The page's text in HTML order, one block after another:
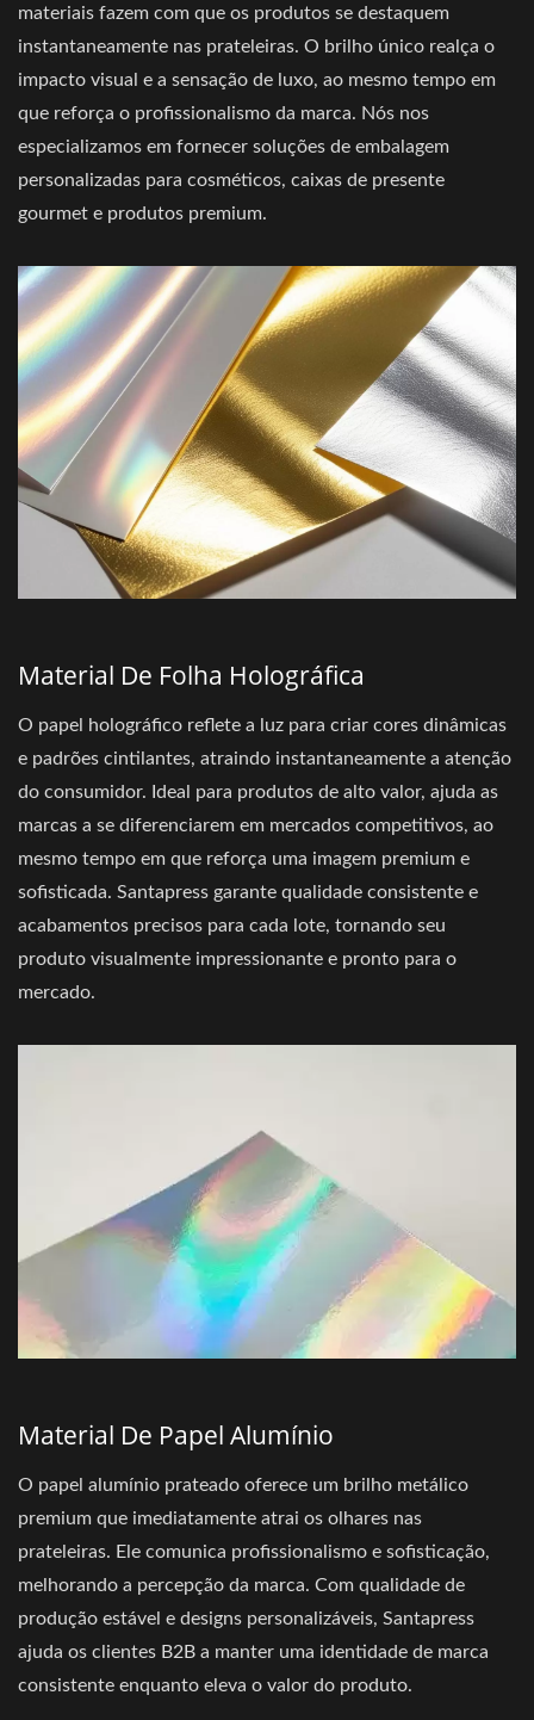
materiais fazem com que os produtos se destaquem
instantaneamente nas prateleiras. O brilho único realça o
impacto visual e a sensação de luxo, ao mesmo tempo em
que reforça o profissionalismo da marca. Nós nos
especializamos em fornecer soluções de embalagem
personalizadas para cosméticos, caixas de presente
gourmet e produtos premium.
Material De Folha Holográfica
O papel holográfico reflete a luz para criar cores dinâmicas
e padrões cintilantes, atraindo instantaneamente a atenção
do consumidor. Ideal para produtos de alto valor, ajuda as
marcas a se diferenciarem em mercados competitivos, ao
mesmo tempo em que reforça uma imagem premium e
sofisticada. Santapress garante qualidade consistente e
acabamentos precisos para cada lote, tornando seu
produto visualmente impressionante e pronto para o
mercado.
Material De Papel Alumínio
O papel alumínio prateado oferece um brilho metálico
premium que imediatamente atrai os olhares nas
prateleiras. Ele comunica profissionalismo e sofisticação,
melhorando a percepção da marca. Com qualidade de
produção estável e designs personalizáveis, Santapress
ajuda os clientes B2B a manter uma identidade de marca
consistente enquanto eleva o valor do produto.